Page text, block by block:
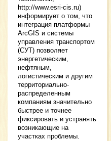
http://www.esri-cis.ru)
информирует о том, что
интеграция платформы
ArcGIS и системы
управления транспортом
(СУТ) позволяет
энергетическим,
нефтяным,
логистическим и другим
территориально-
распределенным
компаниям значительно
быстрее и точнее
фиксировать и устранять
возникающие на
участках проблемы.